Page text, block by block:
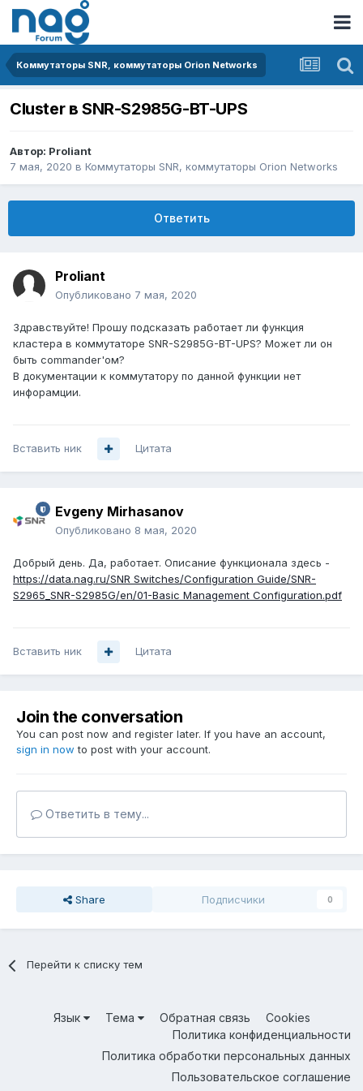
Коммутаторы SNR, коммутаторы Orion Networks
Cluster в SNR-S2985G-BT-UPS
Автор: Proliant
7 мая, 2020 в Коммутаторы SNR, коммутаторы Orion Networks
Ответить
Proliant
Опубликовано 7 мая, 2020
Здравствуйте! Прошу подсказать работает ли функция
кластера в коммутаторе SNR-S2985G-BT-UPS? Может ли он
быть commander'ом?
В документации к коммутатору по данной функции нет
инфорамции.
Вставить ник Цитата
Evgeny Mirhasanov
Опубликовано 8 мая, 2020
Добрый день. Да, работает. Описание функционала здесь -
https://data.nag.ru/SNR Switches/Configuration Guide/SNR-
S2965_SNR-S2985G/en/01-Basic Management Configuration.pdf
Вставить ник Цитата
Join the conversation
You can post now and register later. If you have an account,
sign in now to post with your account.
Ответить в тему...
Share Подписчики 0
Перейти к списку тем
Язык Тема Обратная связь
Cookies
Политика конфиденциальности
Политика обработки персональных данных
Пользовательское соглашение